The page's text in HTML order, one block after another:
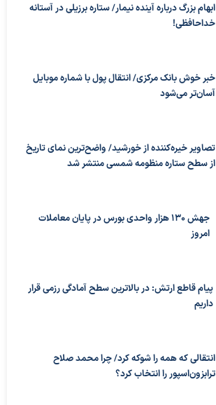
ابهام بزرگ درباره آینده نیمار/ ستاره برزیلی در آستانه
خداحافظی!
خبر خوش بانک مرکزی/ انتقال پول با شماره موبایل
آسان‌تر می‌شود
تصاویر خیره‌کننده از خورشید/ واضح‌ترین نمای تاریخ
از سطح ستاره منظومه شمسی منتشر شد
جهش 130 هزار واحدی بورس در پایان معاملات
امروز
پیام قاطع ارتش: در بالاترین سطح آمادگی رزمی قرار
داریم
انتقالی که همه را شوکه کرد/ چرا محمد صلاح
ترابزون‌اسپور را انتخاب کرد؟